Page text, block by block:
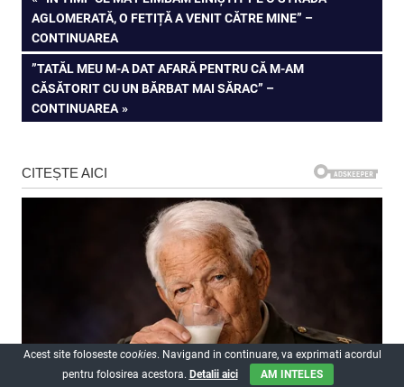
în
articole
POST:
AGLOMERATĂ, O FETIȚĂ A VENIT CĂTRE MINE” –
CONTINUAREA
NEXT
POST:
”TATĂL MEU M-A DAT AFARĂ PENTRU CĂ M-AM
CĂSĂTORIT CU UN BĂRBAT MAI SĂRAC” –
CONTINUAREA
Acest site foloseste cookies. Navigand in continuare, va exprimati acordul
pentru folosirea acestora. Detalii aici AM INTELES